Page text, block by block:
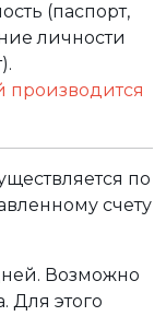
(паспорт,
личности
производится
по
счету
Возможно
Для этого